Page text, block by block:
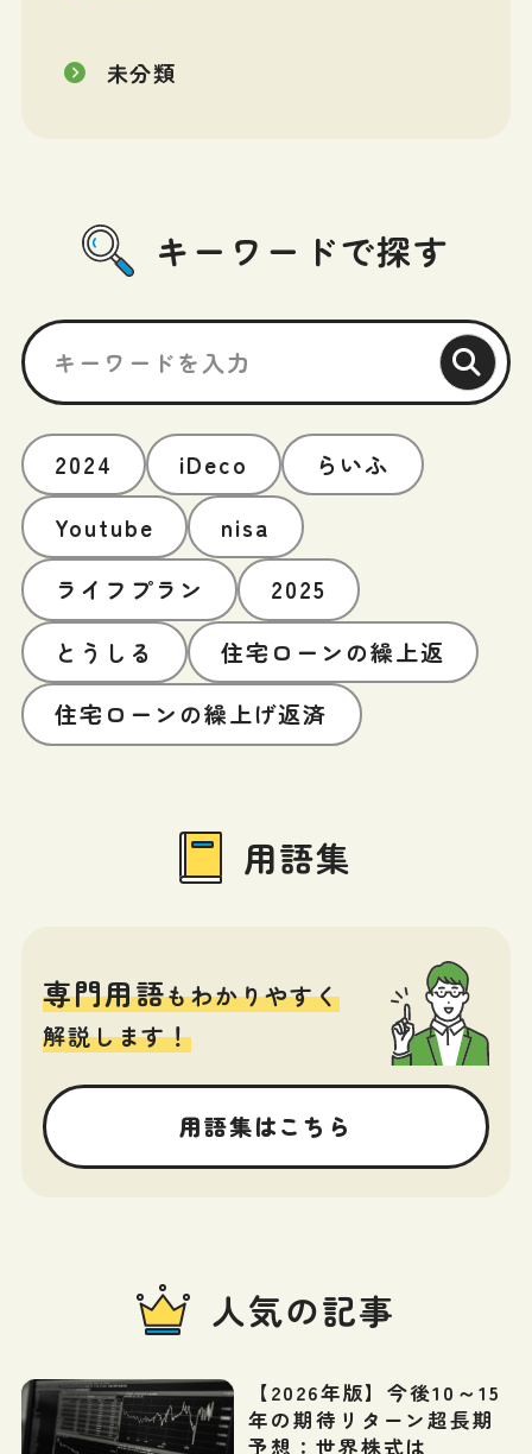
未分類
キーワードで探す
2024 iDeco
らいふ
Youtube
nisa
ライフプラン
2025
とうしる
住宅ローンの繰上返
住宅ローンの繰上げ返済
用語集
専門用語もわかりやすく
解説します！
用語集はこちら
人気の記事
【2026年版】今後10～15
年の期待リターン超長期
予想：世界株式は